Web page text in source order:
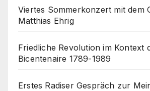
Viertes Sommerkonzert mit dem
Matthias Ehrig
Friedliche Revolution im Kontext
Bicentenaire 1789-1989
Erstes Radiser Gespräch zur